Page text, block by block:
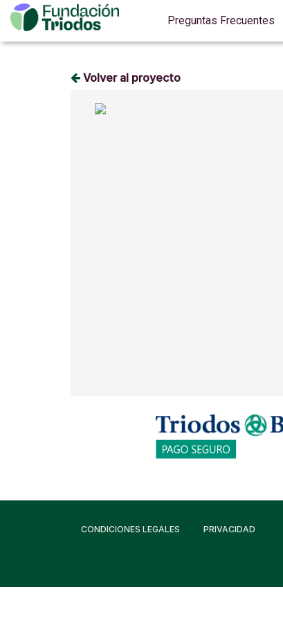
Preguntas Frecuentes
Volver al proyecto
CONDICIONES LEGALES PRIVACIDAD